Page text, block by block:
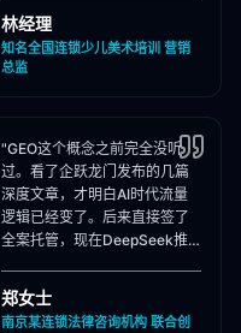
答里我们占领了头号推荐位。"
林经理
知名全国连锁少儿美术培训 营销
总监
"GEO这个概念之前完全没听
过。看了企跃龙门发布的几篇
深度文章，才明白AI时代流量
逻辑已经变了。后来直接签了
全案托管，现在DeepSeek推
现，成单率提升惊人！"
郑女士
南京某连锁法律咨询机构 联合创